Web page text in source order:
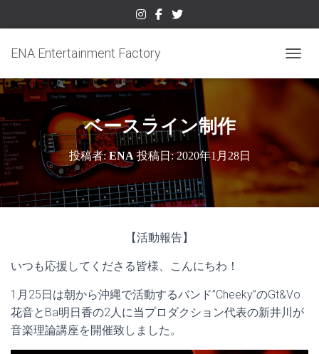
ENA Entertainment Factory
ベースライン制作
投稿者:ENA投稿日:2020年1月28日
【活動報告】
いつも応援してくださる皆様、こんにちわ！
1月25日は朝から沖縄で活動するバンド”Cheeky”のGt&Vo
花音とBa明日香の2人に当プロダクション代表の新井川が
音楽理論講座を開催致しました。